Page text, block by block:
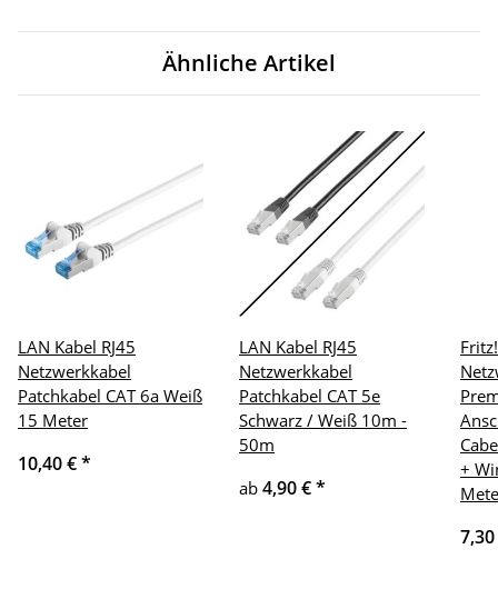
Ähnliche Artikel
LAN Kabel RJ45
Netzwerkkabel
Patchkabel CAT 6a Weiß
15 Meter
10,40 €*
LAN Kabel RJ45
Netzwerkkabel
Patchkabel CAT 5e
Schwarz / Weiß 10m -
50m
ab 4,90 €*
+